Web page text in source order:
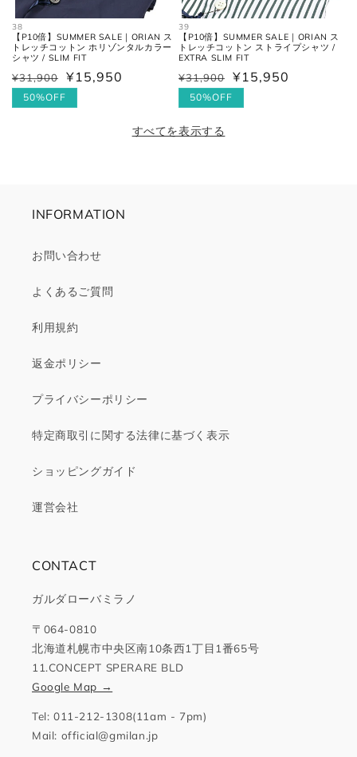
38
【P10倍】SUMMER SALE｜ORIAN ス
トレッチコットン ホリゾンタルカラー
シャツ / SLIM FIT
通
常
¥31,900
セ
ー
¥15,950
50%OFF
39
【P10倍】SUMMER SALE｜ORIAN ス
トレッチコットン ストライプシャツ /
EXTRA SLIM FIT
通
常
格
¥31,900
セ
ー
価
¥15,950
50%OFF
すべてを表示する
INFORMATION
お問い合わせ
よくあるご質問
利用規約
返金ポリシー
プライバシーポリシー
特定商取引に関する法律に基づく表示
ショッピングガイド
運営会社
CONTACT
ガルダローバミラノ
〒064-0810
北海道札幌市中央区南10条西1丁目1番65号
11.CONCEPT SPERARE BLD
Google Map →
Tel: 011-212-1308(11am - 7pm)
Mail: official@gmilan.jp